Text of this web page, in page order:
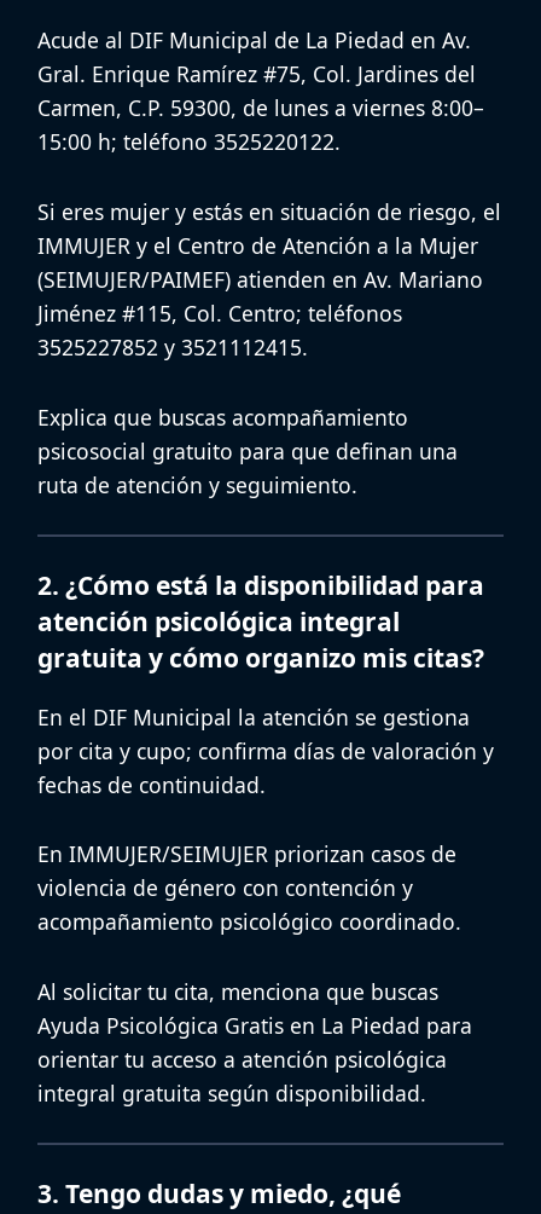
Acude al DIF Municipal de La Piedad en Av.
Gral. Enrique Ramírez #75, Col. Jardines del
Carmen, C.P. 59300, de lunes a viernes 8:00–
15:00 h; teléfono 3525220122.
Si eres mujer y estás en situación de riesgo, el
IMMUJER y el Centro de Atención a la Mujer
(SEIMUJER/PAIMEF) atienden en Av. Mariano
Jiménez #115, Col. Centro; teléfonos
3525227852 y 3521112415.
Explica que buscas acompañamiento
psicosocial gratuito para que definan una
ruta de atención y seguimiento.
2. ¿Cómo está la disponibilidad para
atención psicológica integral
gratuita y cómo organizo mis citas?
En el DIF Municipal la atención se gestiona
por cita y cupo; confirma días de valoración y
fechas de continuidad.
En IMMUJER/SEIMUJER priorizan casos de
violencia de género con contención y
acompañamiento psicológico coordinado.
Al solicitar tu cita, menciona que buscas
Ayuda Psicológica Gratis en La Piedad para
orientar tu acceso a atención psicológica
integral gratuita según disponibilidad.
3. Tengo dudas y miedo, ¿qué